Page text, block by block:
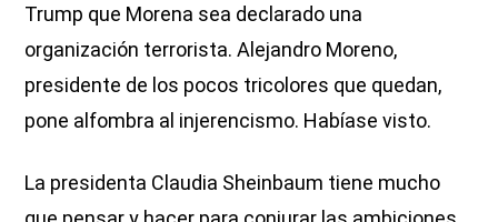
Trump que Morena sea declarado una
organización terrorista. Alejandro Moreno,
presidente de los pocos tricolores que quedan,
pone alfombra al injerencismo. Habíase visto.
La presidenta Claudia Sheinbaum tiene mucho